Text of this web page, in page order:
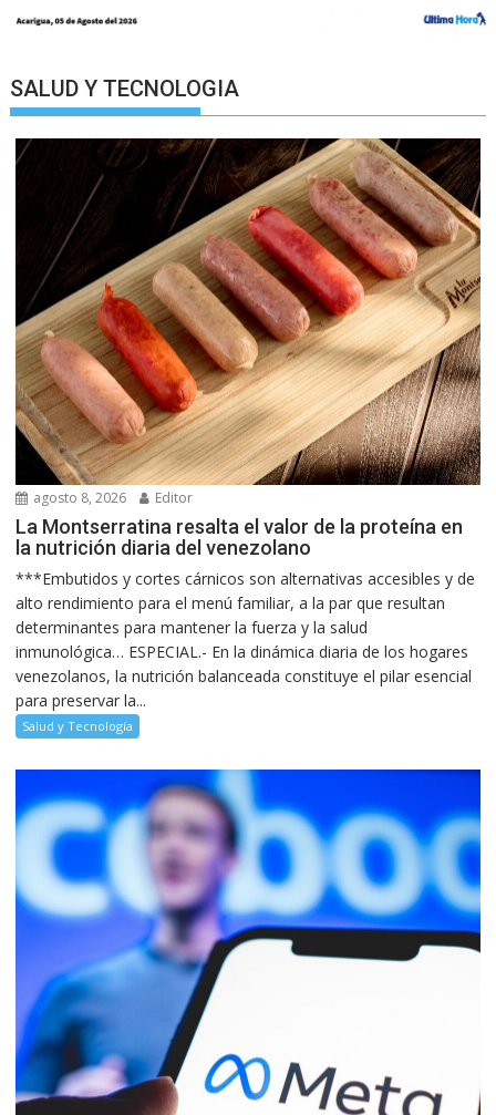
SALUD Y TECNOLOGIA
agosto 8, 2026 Editor
La Montserratina resalta el valor de la proteína en
la nutrición diaria del venezolano
***Embutidos y cortes cárnicos son alternativas accesibles y de
alto rendimiento para el menú familiar, a la par que resultan
determinantes para mantener la fuerza y la salud
inmunológica… ESPECIAL.- En la dinámica diaria de los hogares
venezolanos, la nutrición balanceada constituye el pilar esencial
para preservar la...
Salud y Tecnología